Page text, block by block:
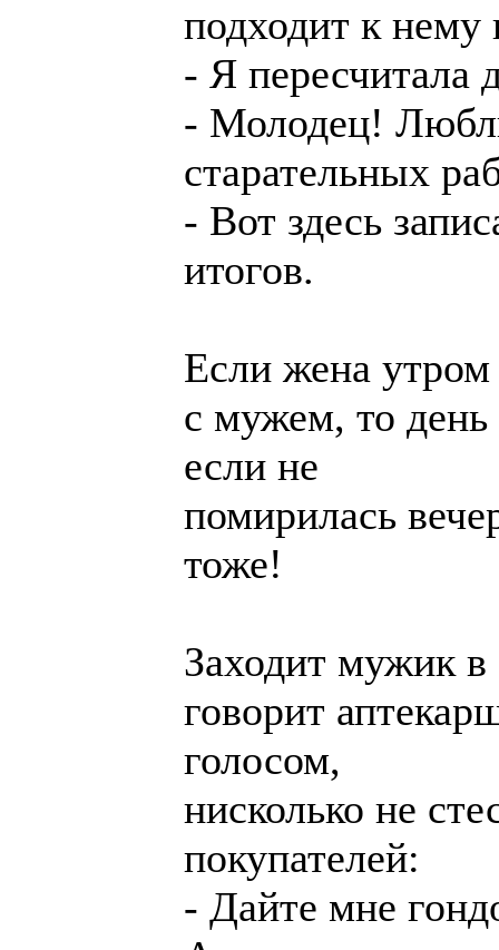
подходит к нему
- Я пеpесчитала
- Молодец!
стаpательных
- Вот здесь
итогов.
Если жена утром
с мужем, то
если не
помирилась
тоже!
Заходит мужик в
говорит
голосом,
нисколько не
покупателей:
- Дайте мне